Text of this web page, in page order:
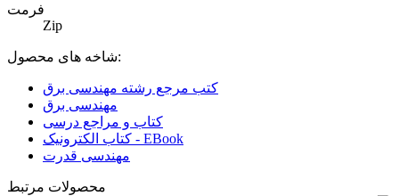
فرمت
Zip
شاخه های محصول:
کتب مرجع رشته مهندسی برق
مهندسی برق
کتاب و مراجع درسی
کتاب الکترونیک - EBook
مهندسی قدرت
محصولات مرتبط